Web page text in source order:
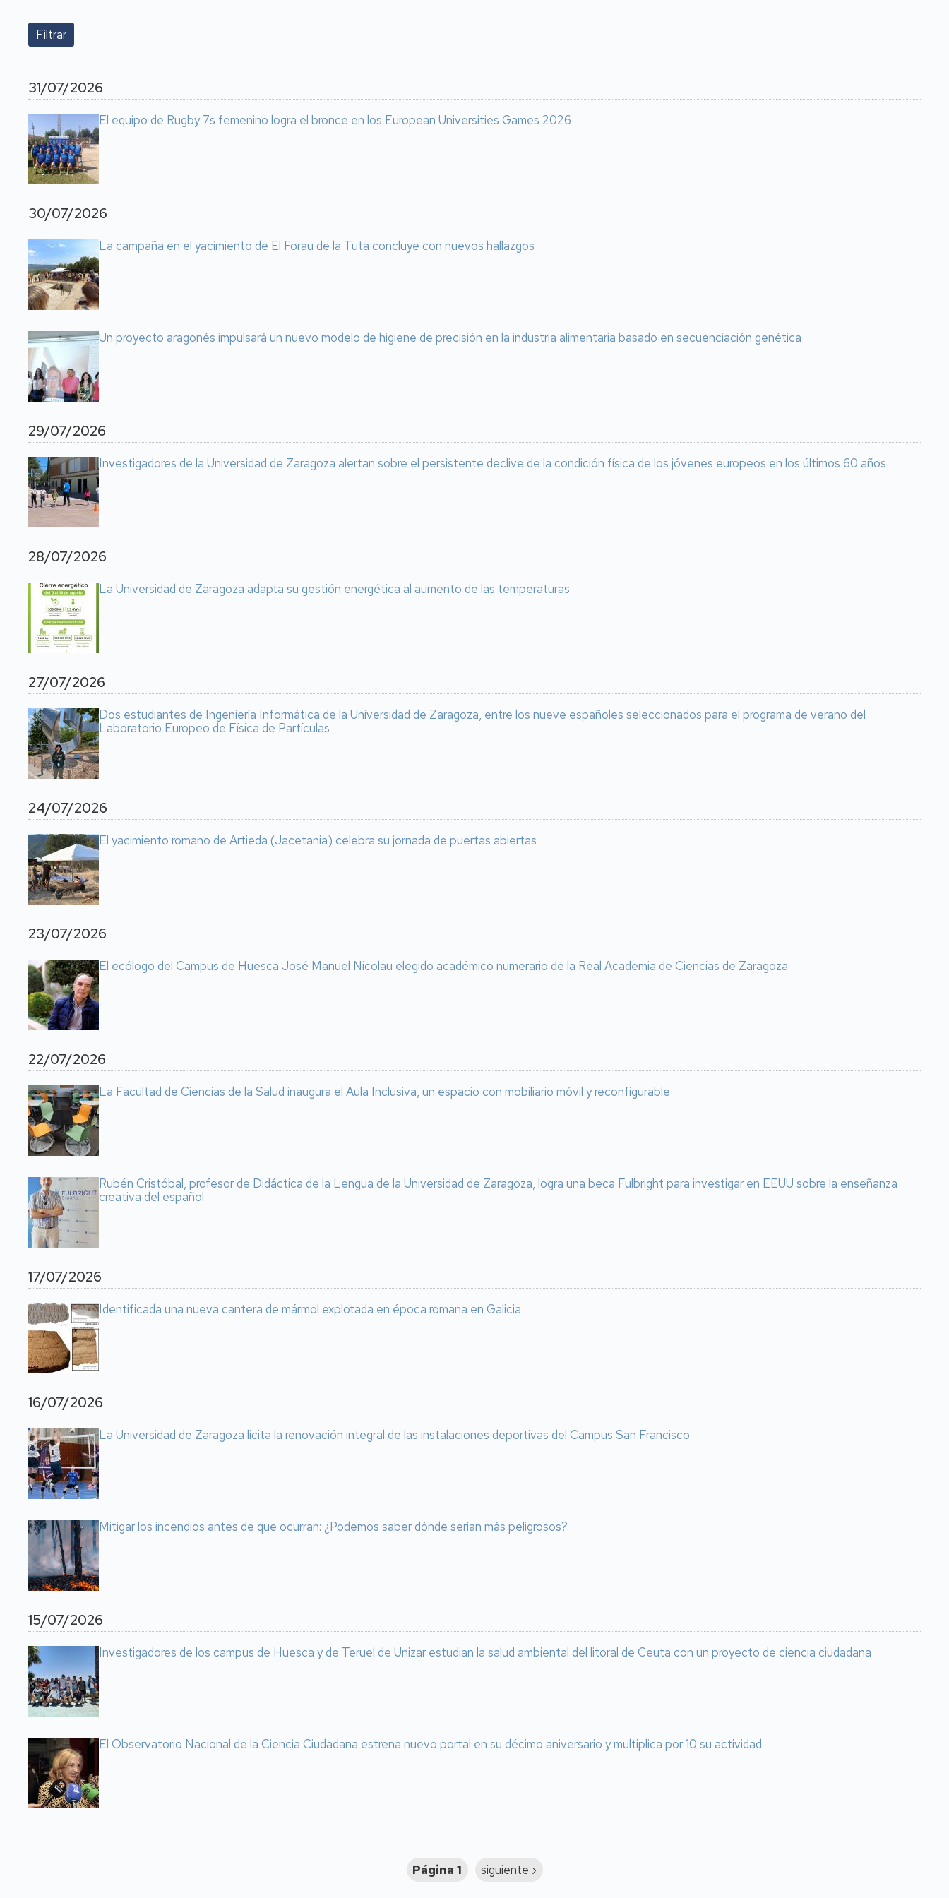
31/07/2026
El equipo de Rugby 7s femenino logra el bronce en los European Universities Games 2026
30/07/2026
La campaña en el yacimiento de El Forau de la Tuta concluye con nuevos hallazgos
Un proyecto aragonés impulsará un nuevo modelo de higiene de precisión en la industria alimentaria basado en secuenciación genética
29/07/2026
Investigadores de la Universidad de Zaragoza alertan sobre el persistente declive de la condición física de los jóvenes europeos en los últimos 60 años
28/07/2026
La Universidad de Zaragoza adapta su gestión energética al aumento de las temperaturas
27/07/2026
Dos estudiantes de Ingeniería Informática de la Universidad de Zaragoza, entre los nueve españoles seleccionados para el programa de verano del
Laboratorio Europeo de Física de Partículas
24/07/2026
El yacimiento romano de Artieda (Jacetania) celebra su jornada de puertas abiertas
23/07/2026
El ecólogo del Campus de Huesca José Manuel Nicolau elegido académico numerario de la Real Academia de Ciencias de Zaragoza
22/07/2026
La Facultad de Ciencias de la Salud inaugura el Aula Inclusiva, un espacio con mobiliario móvil y reconfigurable
Rubén Cristóbal, profesor de Didáctica de la Lengua de la Universidad de Zaragoza, logra una beca Fulbright para investigar en EEUU sobre la enseñanza
creativa del español
17/07/2026
Identificada una nueva cantera de mármol explotada en época romana en Galicia
16/07/2026
La Universidad de Zaragoza licita la renovación integral de las instalaciones deportivas del Campus San Francisco
Mitigar los incendios antes de que ocurran: ¿Podemos saber dónde serían más peligrosos?
15/07/2026
Investigadores de los campus de Huesca y de Teruel de Unizar estudian la salud ambiental del litoral de Ceuta con un proyecto de ciencia ciudadana
El Observatorio Nacional de la Ciencia Ciudadana estrena nuevo portal en su décimo aniversario y multiplica por 10 su actividad
Página 1
Siguiente
siguiente ›